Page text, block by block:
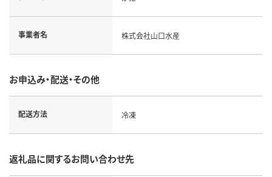
事業者名 株式会社山口水産
お申込み・配送・その他
配送方法 冷凍
返礼品に関するお問い合わせ先